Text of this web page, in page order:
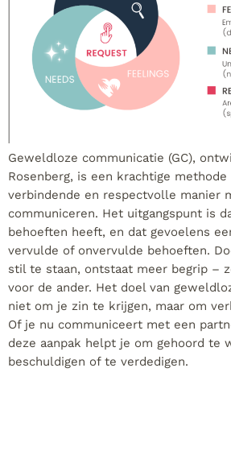
Geweldloze communicatie (GC),
Rosenberg, is een krachtige methode
verbindende en respectvolle manier
communiceren. Het uitgangspunt is
behoeften heeft, en dat gevoelens
vervulde of onvervulde behoeften.
stil te staan, ontstaat meer begrip –
voor de ander. Het doel van
niet om je zin te krijgen, maar om
Of je nu communiceert met een
deze aanpak helpt je om gehoord te
beschuldigen of te verdedigen.